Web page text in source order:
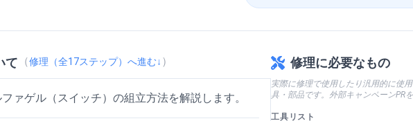
て （修理（全17ステップ）へ進む↓ ）
ァゲル（スイッチ）の組立方法を解説します。
修理に必要なもの
実際に修理で使用したり汎用的に使
具・部品です。外部キャンペーンPRを
工具リスト